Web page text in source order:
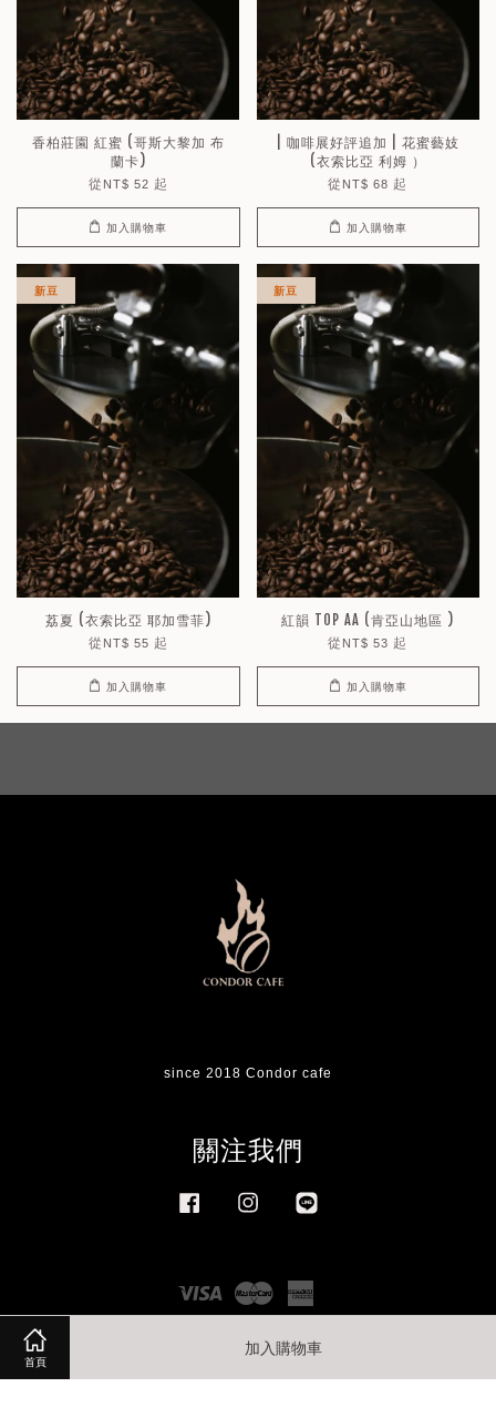
首頁
加入購物車
香柏莊園 紅蜜 (哥斯大黎加 布
蘭卡)
從 NT$ 52 起
加入購物車
| 咖啡展好評追加 | 花蜜藝妓
(衣索比亞 利姆 ）
從 NT$ 68 起
加入購物車
新豆
荔夏 (衣索比亞 耶加雪菲)
從 NT$ 55 起
加入購物車
新豆
紅韻 TOP AA (肯亞山地區 )
從 NT$ 53 起
加入購物車
since 2018 Condor cafe
關注我們
Facebook Instagram
Visa Master